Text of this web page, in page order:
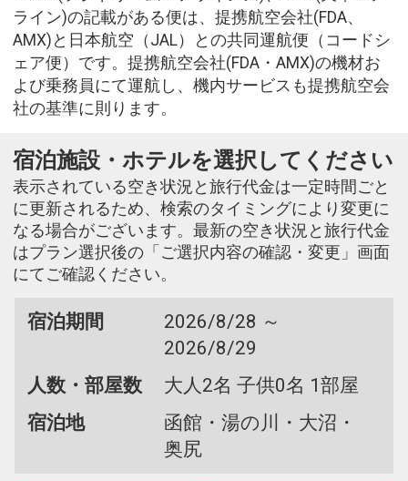
ライン)の記載がある便は、提携航空会社(FDA、
AMX)と日本航空（JAL）との共同運航便（コードシ
ェア便）です。提携航空会社(FDA・AMX)の機材お
よび乗務員にて運航し、機内サービスも提携航空会
社の基準に則ります。
宿泊施設・ホテルを選択してください
表示されている空き状況と旅行代金は一定時間ごと
に更新されるため、検索のタイミングにより変更に
なる場合がございます。最新の空き状況と旅行代金
はプラン選択後の「ご選択内容の確認・変更」画面
にてご確認ください。
宿泊期間
2026/8/28 ～
2026/8/29
人数・部屋数
大人2名 子供0名 1部屋
宿泊地
函館・湯の川・大沼・
奥尻